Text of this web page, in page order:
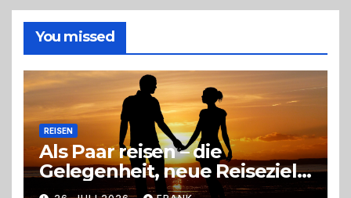
richtige
Entscheidung
You missed
REISEN
Als Paar reisen – die
Gelegenheit, neue Reiseziele
zu entdecken